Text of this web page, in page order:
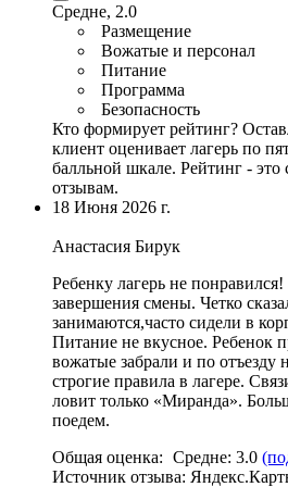
Средне, 2.0
Размещение
Вожатые и персонал
Питание
Программа
Безопасность
Кто формирует рейтинг?
клиент оценивает лагерь по
балльной шкале. Рейтинг - это
отзывам.
18 Июня 2026 г.
Анастасия Бирук
Ребенку лагерь не
завершения смены. Четко
занимаются,часто сидели в
Питание не вкусное. Ребенок
вожатые забрали и по
строгие правила в лагере.
ловит только «Миранда».
поедем.
Общая оценка: Средне: 3.0
Источник отзыва: